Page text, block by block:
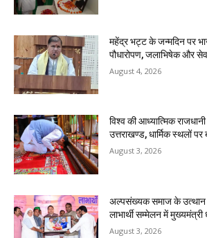
महेंद्र भट्ट के जन्मदिन पर
पौधारोपण, जलाभिषेक और
August 4, 2026
विश्व की आध्यात्मिक
उत्तराखण्ड, धार्मिक स्थलों
August 3, 2026
अल्पसंख्यक समाज के उत्थान
लाभार्थी सम्मेलन में मुख्यमंत्री
August 3, 2026